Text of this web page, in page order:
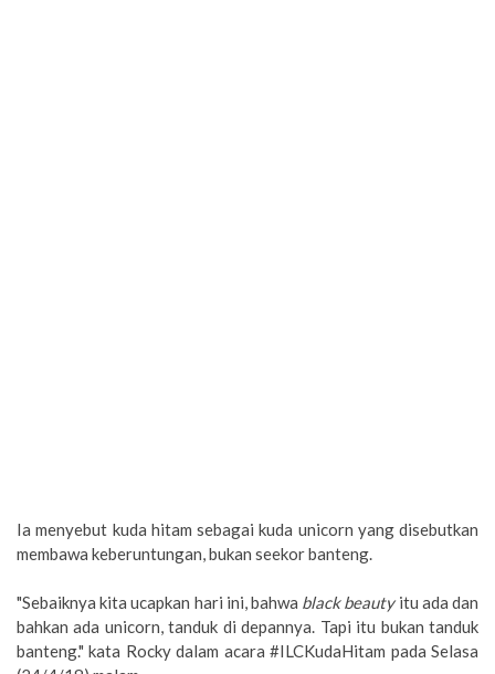
Ia menyebut kuda hitam sebagai kuda unicorn yang disebutkan
membawa keberuntungan, bukan seekor banteng.
"Sebaiknya kita ucapkan hari ini, bahwa black beautyitu ada dan
bahkan ada unicorn, tanduk di depannya. Tapi itu bukan tanduk
banteng." kata Rocky dalam acara #ILCKudaHitam pada Selasa